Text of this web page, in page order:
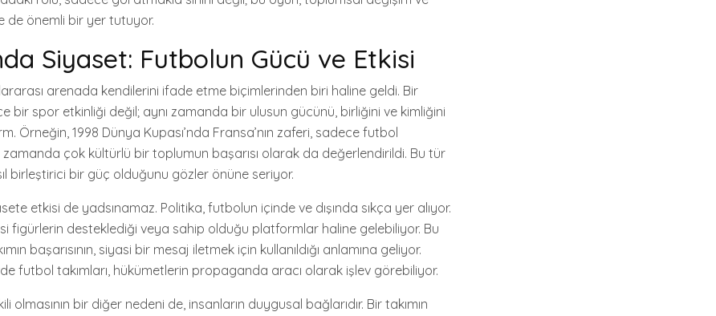
de önemli bir yer tutuyor.
Siyaset: Futbolun Gücü ve Etkisi
arenada kendilerini ifade etme biçimlerinden biri haline geldi. Bir
bir spor etkinliği değil; aynı zamanda bir ulusun gücünü, birliğini ve kimliğini
Örneğin, 1998 Dünya Kupası’nda Fransa’nın zaferi, sadece futbol
zamanda çok kültürlü bir toplumun başarısı olarak da değerlendirildi. Bu tür
birleştirici bir güç olduğunu gözler önüne seriyor.
etkisi de yadsınamaz. Politika, futbolun içinde ve dışında sıkça yer alıyor.
figürlerin desteklediği veya sahip olduğu platformlar haline gelebiliyor. Bu
başarısının, siyasi bir mesaj iletmek için kullanıldığı anlamına geliyor.
futbol takımları, hükümetlerin propaganda aracı olarak işlev görebiliyor.
olmasının bir diğer nedeni de, insanların duygusal bağlarıdır. Bir takımın